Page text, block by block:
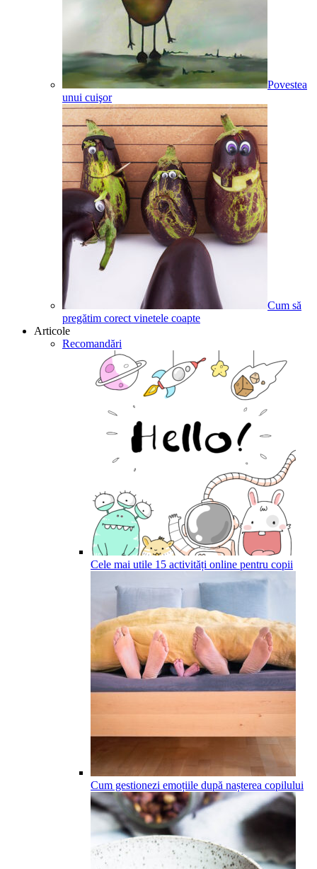
Povestea
unui cuişor
Cum să
pregătim corect vinetele coapte
Articole
Recomandări
Cele mai utile 15 activități online pentru copii
Cum gestionezi emoțiile după nașterea copilului